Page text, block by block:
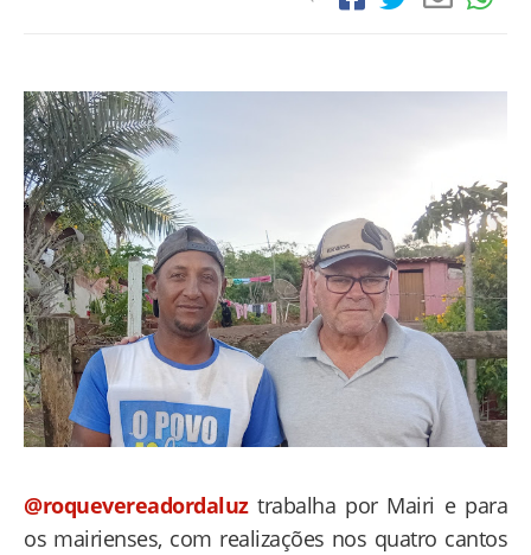
@roquevereadordaluztrabalha por Mairi e para
os mairienses, com realizações nos quatro cantos